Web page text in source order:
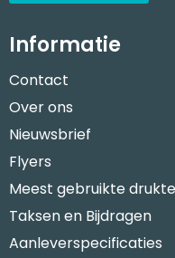
Informatie
Contact
Over ons
Nieuwsbrief
Flyers
Meest gebruikte
Taksen en Bijdragen
Aanleverspecificaties